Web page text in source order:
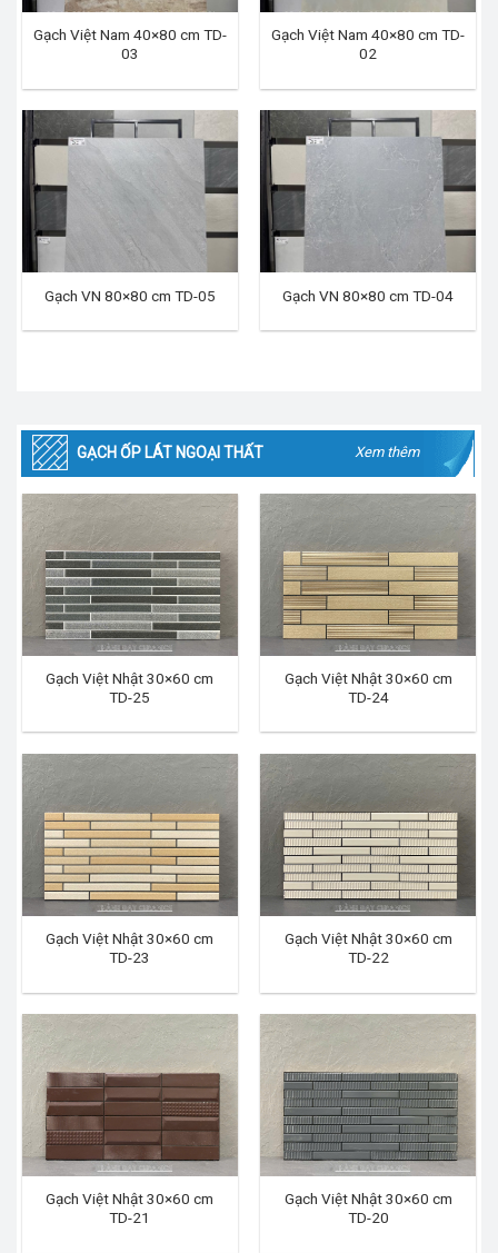
Gạch Việt Nam 40×80 cm TD-
03
Gạch Việt Nam 40×80 cm TD-
02
Gạch VN 80×80 cm TD-05 Gạch VN 80×80 cm TD-04
GẠCH ỐP LÁT NGOẠI THẤT Xem thêm
Gạch Việt Nhật 30×60 cm
TD-25
Gạch Việt Nhật 30×60 cm
TD-24
Gạch Việt Nhật 30×60 cm
TD-23
Gạch Việt Nhật 30×60 cm
TD-22
Gạch Việt Nhật 30×60 cm
TD-21
Gạch Việt Nhật 30×60 cm
TD-20